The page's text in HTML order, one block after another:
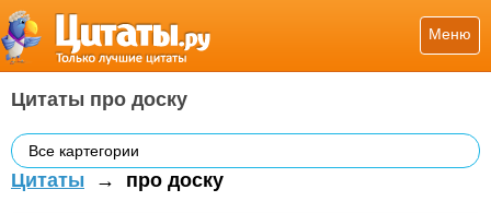
Меню
Цитаты про доску
Все картегории
Цитаты → про доску